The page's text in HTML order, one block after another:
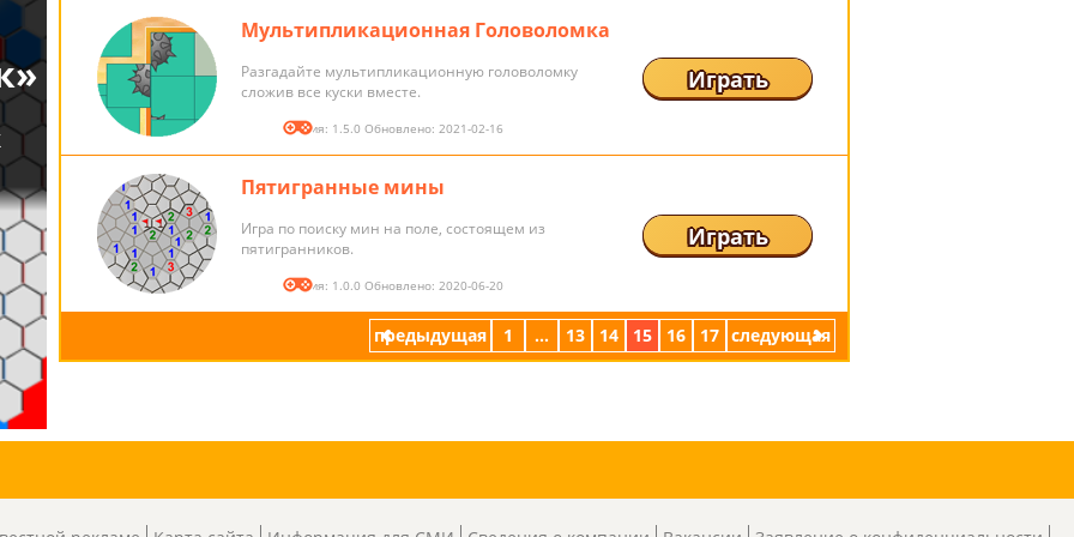
Мультипликационная Головоломка
Разгадайте мультипликационную головоломку
сложив все куски вместе.
Версия: 1.5.0 Обновлено: 2021-02-16
Играть
Пятигранные мины
Игра по поиску мин на поле, состоящем из
пятигранников.
Версия: 1.0.0 Обновлено: 2020-06-20
Играть
предыдущая 1 ... 13 14 15 16 17 следующая